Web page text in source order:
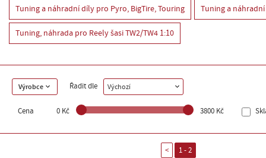
Tuning a náhradní díly pro Pyro, BigTire, Touring Tuning a
Tuning, náhrada pro Reely šasi TW2/TW4 1:10
Výrobce Řadit dle Výchozí
Cena 0 Kč 3800 Kč
< 1 - 2